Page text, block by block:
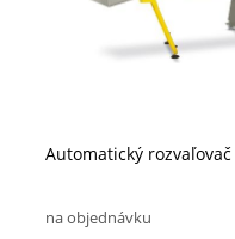
Automatický rozvaľovač
na objednávku